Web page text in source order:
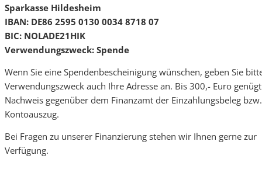
Sparkasse Hildesheim
IBAN: DE86 2595 0130 0034 8718 07
BIC: NOLADE21HIK
Verwendungszweck: Spende
Wenn Sie eine Spendenbescheinigung wünschen, geben Sie
Verwendungszweck auch Ihre Adresse an. Bis 300,- Euro
Nachweis gegenüber dem Finanzamt der Einzahlungsbeleg bzw.
Kontoauszug.
Bei Fragen zu unserer Finanzierung stehen wir Ihnen gerne zur
Verfügung.